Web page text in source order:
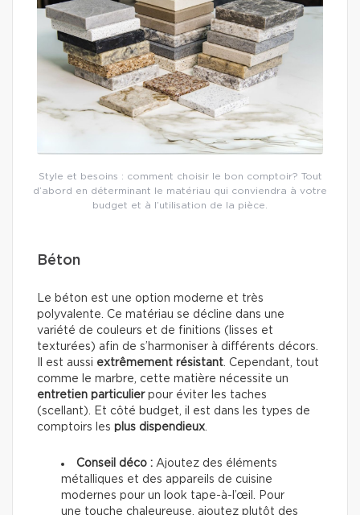
Style et besoins : comment choisir le bon comptoir? Tout
d’abord en déterminant le matériau qui conviendra à votre
budget et à l’utilisation de la pièce.
Béton
Le béton est une option moderne et très
polyvalente. Ce matériau se décline dans une
variété de couleurs et de finitions (lisses et
texturées) afin de s’harmoniser à différents décors.
Il est aussi extrêmement résistant. Cependant, tout
comme le marbre, cette matière nécessite un
entretien particulierpour éviter les taches
(scellant). Et côté budget, il est dans les types de
comptoirs les plus dispendieux.
Conseil déco : Ajoutez des éléments
métalliques et des appareils de cuisine
modernes pour un look tape-à-l’œil. Pour
une touche chaleureuse, ajoutez plutôt des